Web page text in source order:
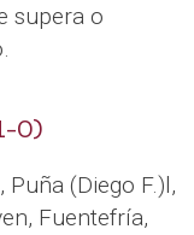
supera o
0)
Puña (Diego F.)l,
Fuentefría,